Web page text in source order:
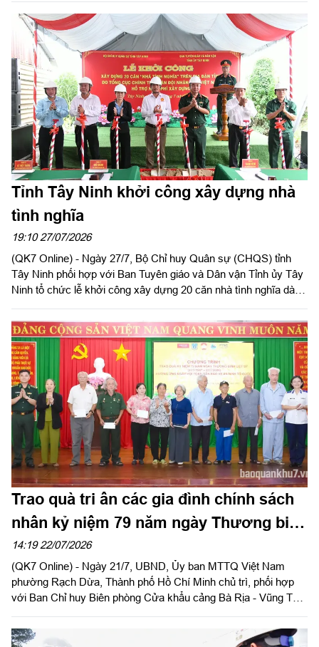
hỗ trợ xây dựng các công trình trong thời gian từ ngày 02/8 đến
ngày 31/8/2026.
Tỉnh Tây Ninh khởi công xây dựng nhà
tình nghĩa
19:10 27/07/2026
(QK7 Online) - Ngày 27/7, Bộ Chỉ huy Quân sự (CHQS) tỉnh
Tây Ninh phối hợp với Ban Tuyên giáo và Dân vận Tỉnh ủy Tây
Ninh tổ chức lễ khởi công xây dựng 20 căn nhà tình nghĩa dành
cảnh khó khăn về nhà ở trên địa bàn tỉnh. Đồng chí Thành Từ
Dũ, Phó Trưởng ban Tuyên giáo và Dân vận Tỉnh ủy; Thượng
tá Ngô Khánh, Phó Chính ủy Bộ CHQS tỉnh dự lễ khởi công.
Trao quà tri ân các gia đình chính sách
nhân kỷ niệm 79 năm ngày Thương binh
- Liệt sĩ
14:19 22/07/2026
(QK7 Online) - Ngày 21/7, UBND, Ủy ban MTTQ Việt Nam
phường Rạch Dừa, Thành phố Hồ Chí Minh chủ trì, phối hợp
với Ban Chỉ huy Biên phòng Cửa khẩu cảng Bà Rịa - Vũng Tàu,
Dịch vụ Năng lượng tái tạo, Trạm cáp quang biển IA - Viettel
Vũng Tàu tổ chức chương trình trao quà tri ân các thương binh,